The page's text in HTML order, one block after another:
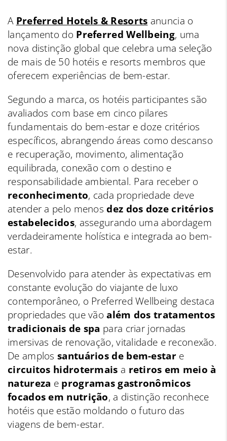
A Preferred Hotels & Resorts anuncia o
lançamento do Preferred Wellbeing, uma
nova distinção global que celebra uma seleção
de mais de 50 hotéis e resorts membros que
oferecem experiências de bem-estar.
Segundo a marca, os hotéis participantes são
avaliados com base em cinco pilares
fundamentais do bem-estar e doze critérios
específicos, abrangendo áreas como descanso
e recuperação, movimento, alimentação
equilibrada, conexão com o destino e
responsabilidade ambiental. Para receber o
reconhecimento, cada propriedade deve
atender a pelo menosdez dos doze critérios
estabelecidos, assegurando uma abordagem
verdadeiramente holística e integrada ao bem-
estar.
Desenvolvido para atender às expectativas em
constante evolução do viajante de luxo
contemporâneo, o Preferred Wellbeing destaca
propriedades que vãoalém dos tratamentos
tradicionais de spa para criar jornadas
imersivas de renovação, vitalidade e reconexão.
De amplossantuários de bem-estare
circuitos hidrotermais a retiros em meio à
natureza e programas gastronômicos
focados em nutrição, a distinção reconhece
hotéis que estão moldando o futuro das
viagens de bem-estar.